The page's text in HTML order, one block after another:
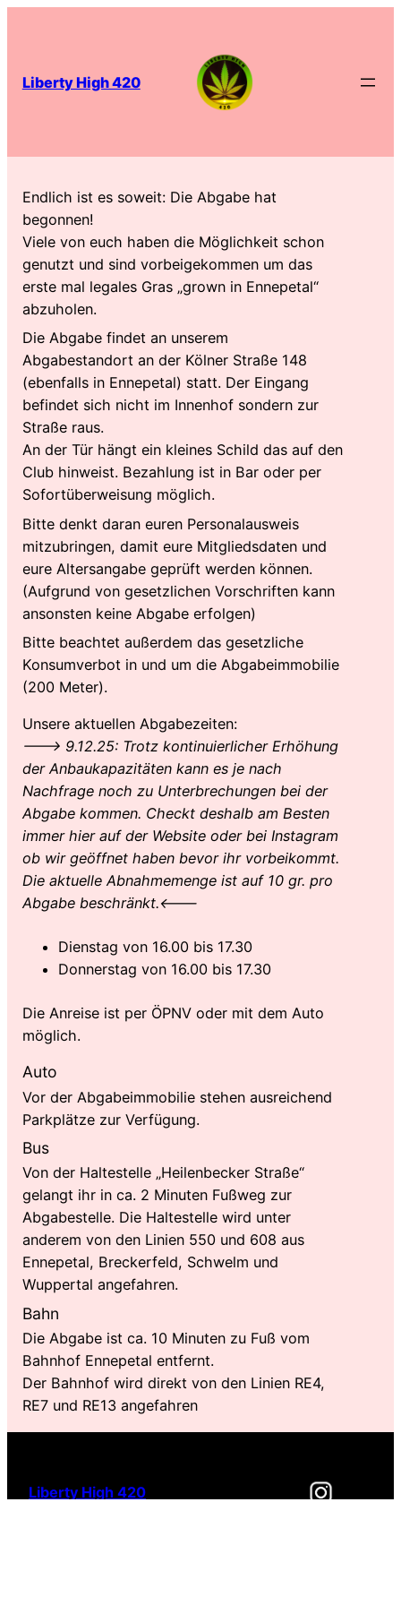
Liberty High 420
Endlich ist es soweit: Die Abgabe hat
begonnen!
Viele von euch haben die Möglichkeit schon
genutzt und sind vorbeigekommen um das
erste mal legales Gras „grown in Ennepetal“
abzuholen.
Die Abgabe findet an unserem
Abgabestandort an der Kölner Straße 148
(ebenfalls in Ennepetal) statt. Der Eingang
befindet sich nicht im Innenhof sondern zur
Straße raus.
An der Tür hängt ein kleines Schild das auf den
Club hinweist. Bezahlung ist in Bar oder per
Sofortüberweisung möglich.
Bitte denkt daran euren Personalausweis
mitzubringen, damit eure Mitgliedsdaten und
eure Altersangabe geprüft werden können.
(Aufgrund von gesetzlichen Vorschriften kann
ansonsten keine Abgabe erfolgen)
Bitte beachtet außerdem das gesetzliche
Konsumverbot in und um die Abgabeimmobilie
(200 Meter).
Unsere aktuellen Abgabezeiten:
——-> 9.12.25: Trotz kontinuierlicher Erhöhung
der Anbaukapazitäten kann es je nach
Nachfrage noch zu Unterbrechungen bei der
Abgabe kommen. Checkt deshalb am Besten
immer hier auf der Website oder bei Instagram
ob wir geöffnet haben bevor ihr vorbeikommt.
Die aktuelle Abnahmemenge ist auf 10 gr. pro
Abgabe beschränkt.<——–
Dienstag von 16.00 bis 17.30
Donnerstag von 16.00 bis 17.30
Die Anreise ist per ÖPNV oder mit dem Auto
möglich.
Auto
Vor der Abgabeimmobilie stehen ausreichend
Parkplätze zur Verfügung.
Bus
Von der Haltestelle „Heilenbecker Straße“
gelangt ihr in ca. 2 Minuten Fußweg zur
Abgabestelle. Die Haltestelle wird unter
anderem von den Linien 550 und 608 aus
Ennepetal, Breckerfeld, Schwelm und
Wuppertal angefahren.
Bahn
Die Abgabe ist ca. 10 Minuten zu Fuß vom
Bahnhof Ennepetal entfernt.
Der Bahnhof wird direkt von den Linien RE4,
RE7 und RE13 angefahren
Liberty High 420